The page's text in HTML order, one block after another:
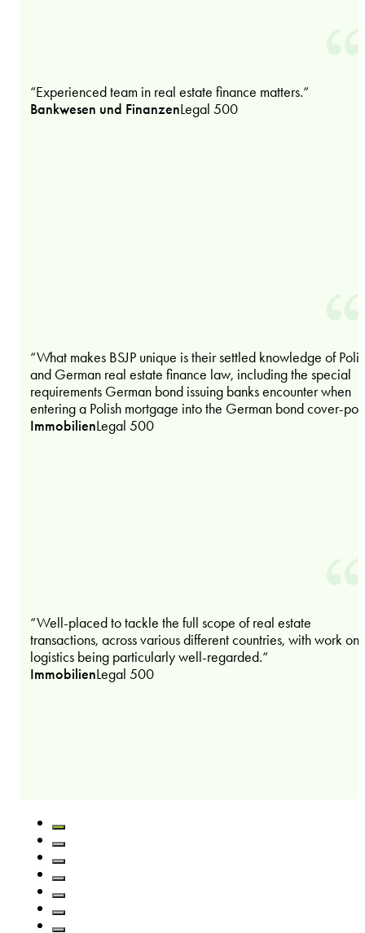
“Experienced team in real estate finance matters.“
Bankwesen und FinanzenLegal 500
“What makes BSJP unique is their settled knowledge of
and German real estate finance law, including the special
requirements German bond issuing banks encounter when
entering a Polish mortgage into the German bond cover-
ImmobilienLegal 500
“Well-placed to tackle the full scope of real estate
transactions, across various different countries, with work on
logistics being particularly well-regarded.“
ImmobilienLegal 500